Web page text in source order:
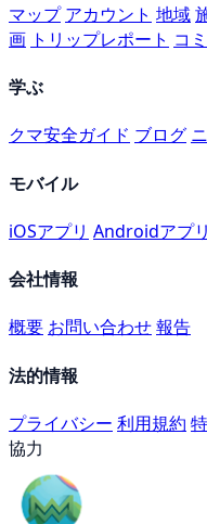
マップ アカウント 地域
画 トリップレポート コ
学ぶ
クマ安全ガイド ブログ
モバイル
iOSアプリ Androidアプリ
会社情報
概要 お問い合わせ報告
法的情報
プライバシー 利用規約
協力